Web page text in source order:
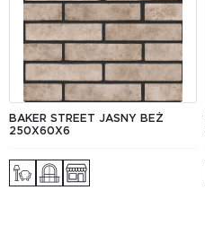
BAKER STREET JASNY BEŻ
250Х60Х6